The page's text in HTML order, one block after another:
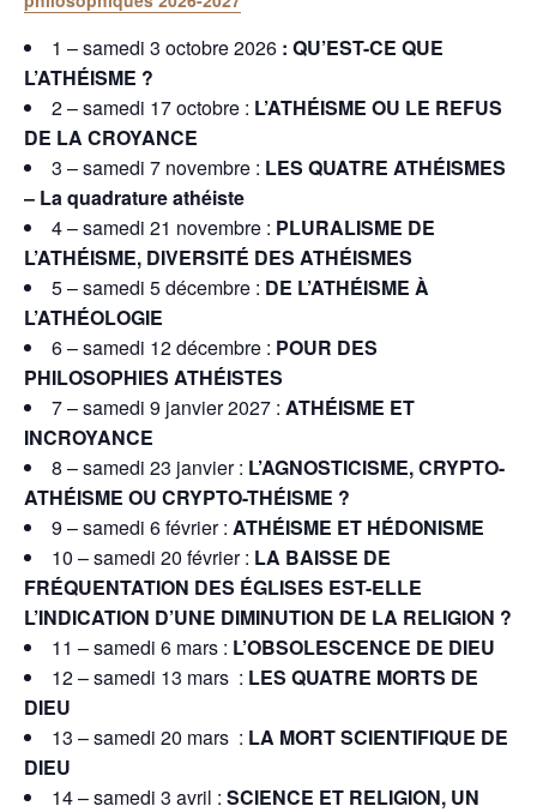
1 – samedi 3 octobre 2026 : QU’EST-CE QUE
L’ATHÉISME ?
2 – samedi 17 octobre : L’ATHÉISME OU LE REFUS
DE LA CROYANCE
3 – samedi 7 novembre : LES QUATRE ATHÉISMES
– La quadrature athéiste
4 – samedi 21 novembre : PLURALISME DE
L’ATHÉISME, DIVERSITÉ DES ATHÉISMES
5 – samedi 5 décembre : DE L’ATHÉISME À
L’ATHÉOLOGIE
6 – samedi 12 décembre : POUR DES
PHILOSOPHIES ATHÉISTES
7 – samedi 9 janvier 2027 : ATHÉISME ET
INCROYANCE
8 – samedi 23 janvier : L’AGNOSTICISME,CRYPTO-
ATHÉISME OU CRYPTO-THÉISME ?
9 – samedi 6 février : ATHÉISME ET HÉDONISME
10 – samedi 20 février : LA BAISSE DE
FRÉQUENTATION DES ÉGLISES EST-ELLE
L’INDICATION D’UNE DIMINUTION DE LA RELIGION ?
11 – samedi 6 mars : L’OBSOLESCENCE DE DIEU
12 – samedi 13 mars : LES QUATRE MORTS DE
DIEU
13 – samedi 20 mars : LA MORT SCIENTIFIQUE DE
DIEU
14 – samedi 3 avril : SCIENCE ET RELIGION, UN